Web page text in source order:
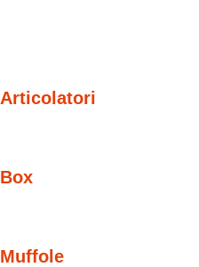
Articolatori
Box
Muffole